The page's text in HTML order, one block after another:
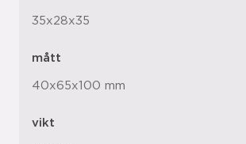
35x28x35
mått
40x65x100 mm
vikt